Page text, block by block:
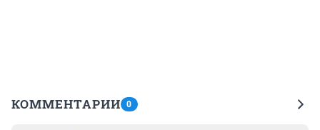
КОММЕНТАРИИ 0